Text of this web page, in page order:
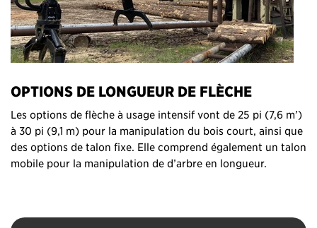
OPTIONS DE LONGUEUR DE FLÈCHE
Les options de flèche à usage intensif vont de 25 pi (7,6 m’)
à 30 pi (9,1 m) pour la manipulation du bois court, ainsi que
des options de talon fixe. Elle comprend également un talon
mobile pour la manipulation de d’arbre en longueur.